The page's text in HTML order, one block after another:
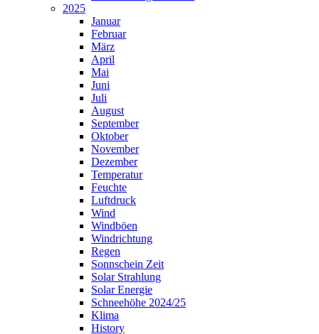
2025
Januar
Februar
März
April
Mai
Juni
Juli
August
September
Oktober
November
Dezember
Temperatur
Feuchte
Luftdruck
Wind
Windböen
Windrichtung
Regen
Sonnschein Zeit
Solar Strahlung
Solar Energie
Schneehöhe 2024/25
Klima
History